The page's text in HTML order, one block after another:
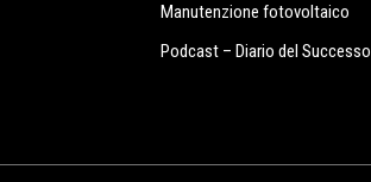
Manutenzione fotovoltaico
Podcast – Diario del Successo